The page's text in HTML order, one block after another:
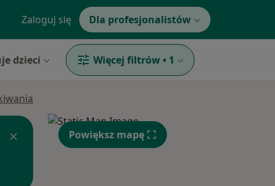
Zaloguj się Dla profesjonalistów
dzieci Więcej filtrów • 1
Powiększ mapę